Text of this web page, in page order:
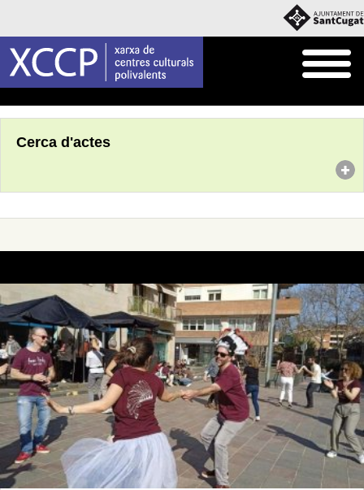
Cerca d'actes